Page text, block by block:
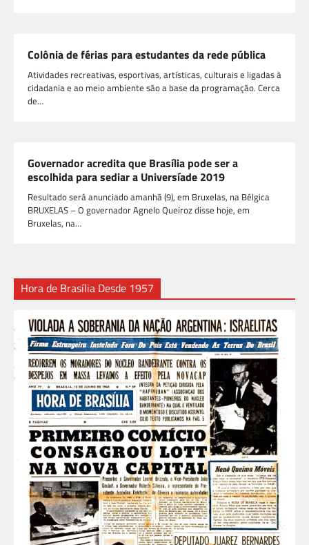
Colônia de férias para estudantes da rede pública
Atividades recreativas, esportivas, artísticas, culturais e ligadas à
cidadania e ao meio ambiente são a base da programação. Cerca
de…
Governador acredita que Brasília pode ser a
escolhida para sediar a Universíade 2019
Resultado será anunciado amanhã (9), em Bruxelas, na Bélgica
BRUXELAS – O governador Agnelo Queiroz disse hoje, em
Bruxelas, na…
Hora de Brasília Desde 1957